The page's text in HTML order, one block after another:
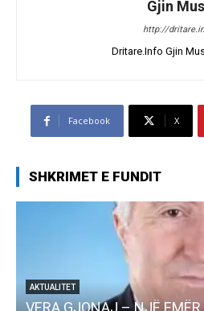
Gjin
http://
Dritare.Info Gjin
Facebook X
SHKRIMET E FUNDIT
AKTUALITET